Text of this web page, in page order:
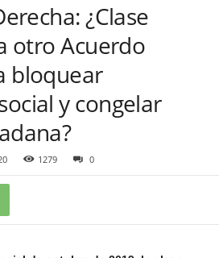
¿Clase
otro Acuerdo
bloquear
y congelar
1279 0